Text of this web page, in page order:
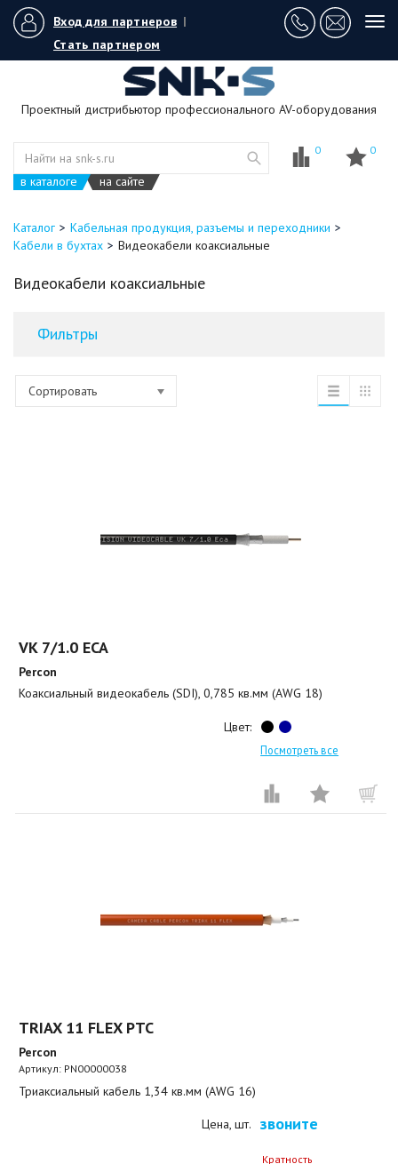
Вход для партнеров |
Стать партнером
Проектный дистрибьютор профессионального AV-оборудования
в каталоге на сайте
0 0
Каталог
Кабельная продукция, разъемы и переходники
Кабели в бухтах
Видеокабели коаксиальные
Видеокабели коаксиальные
Фильтры
Сортировать
VK 7/1.0 ECA
Percon
Коаксиальный видеокабель (SDI), 0,785 кв.мм (AWG 18)
Цвет:
Посмотреть все
TRIAX 11 FLEX PTC
Percon
Артикул: PN00000038
Триаксиальный кабель 1,34 кв.мм (AWG 16)
Цена, шт. звоните
Кратность